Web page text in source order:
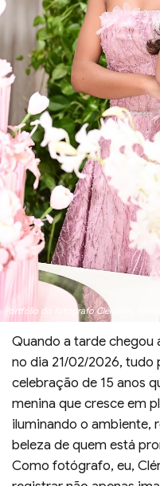
Portfólio do fotógrafo Clériston,
Quando a tarde chegou
no dia 21/02/2026, tudo
celebração de 15 anos
menina que cresce em
iluminando o ambiente,
beleza de quem está
Como fotógrafo, eu,